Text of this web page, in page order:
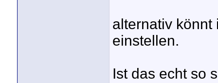
alternativ könnt
einstellen.
Ist das echt so